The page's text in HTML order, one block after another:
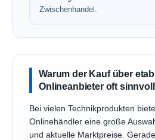
Zwischenhandel.
Warum der Kauf über
Onlineanbieter oft
Bei vielen Technikprodukten
Onlinehändler eine große
und aktuelle Marktpreise.